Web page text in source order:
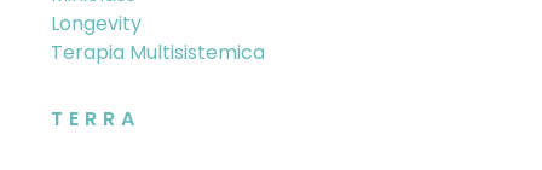
Longevity
Terapia Multisistemica
TERRA